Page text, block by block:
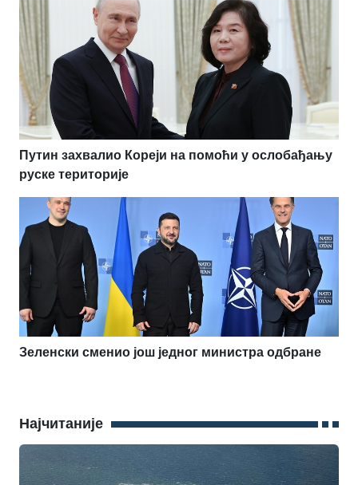
Путин захвалио Кореји на помоћи у ослобађању
руске територије
Зеленски сменио још једног министра одбране
Најчитаније